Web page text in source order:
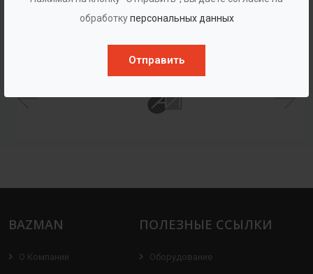
обработкуперсональных данных
Отправить
Наши клиенты
BAZMAN
О Компании
ПОЛЕЗНЫЕ ССЫЛКИ
Оборудование